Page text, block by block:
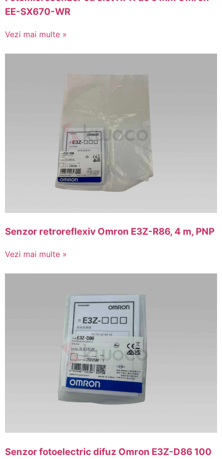
EE-SX670-WR
Vezi mai multe »
Senzor retroreflexiv Omron E3Z-R86, 4 m, PNP
Vezi mai multe »
Senzor fotoelectric difuz Omron E3Z-D86 100